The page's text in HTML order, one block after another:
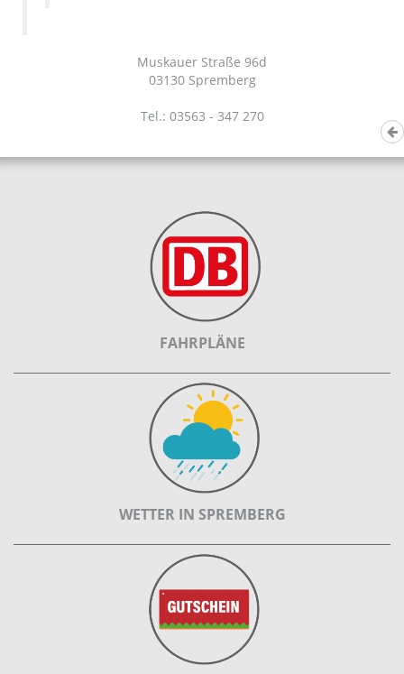
Muskauer Straße 96d
03130 Spremberg
Tel.: 03563 - 347 270
FAHRPLÄNE
WETTER IN SPREMBERG